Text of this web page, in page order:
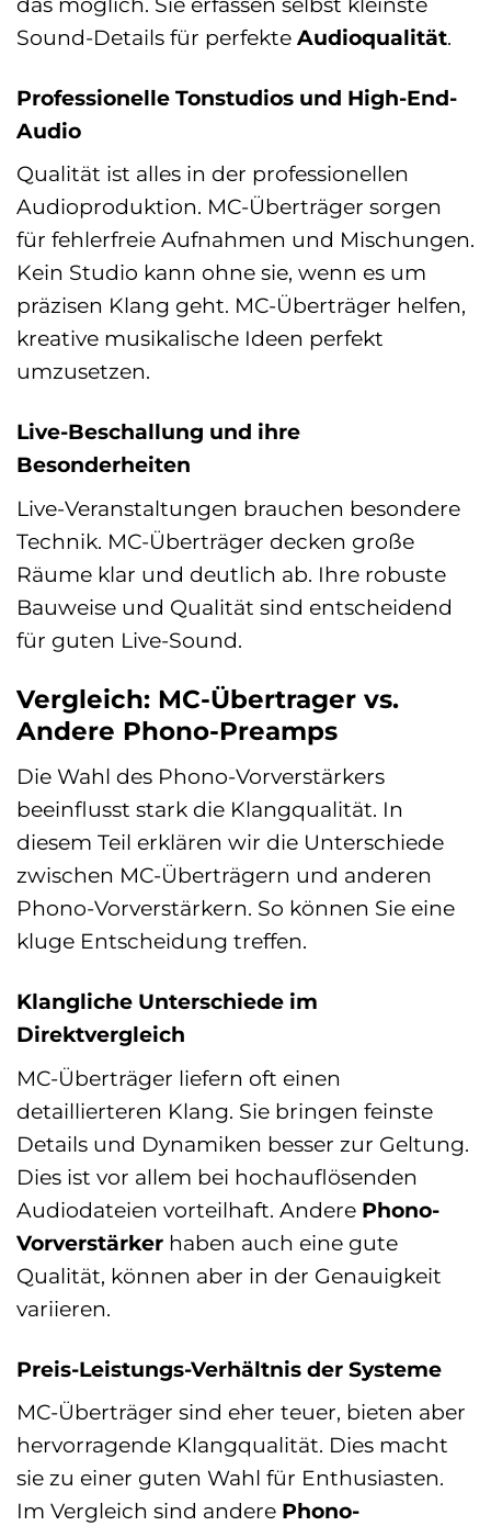
Sound-Details für perfekte Audioqualität.
Professionelle Tonstudios und High-End-
Audio
Qualität ist alles in der professionellen
Audioproduktion. MC-Überträger sorgen
für fehlerfreie Aufnahmen und Mischungen.
Kein Studio kann ohne sie, wenn es um
präzisen Klang geht. MC-Überträger helfen,
kreative musikalische Ideen perfekt
umzusetzen.
Live-Beschallung und ihre
Besonderheiten
Live-Veranstaltungen brauchen besondere
Technik. MC-Überträger decken große
Räume klar und deutlich ab. Ihre robuste
Bauweise und Qualität sind entscheidend
für guten Live-Sound.
Vergleich: MC-Übertrager vs.
Andere Phono-Preamps
Die Wahl des Phono-Vorverstärkers
beeinflusst stark die Klangqualität. In
diesem Teil erklären wir die Unterschiede
zwischen MC-Überträgern und anderen
Phono-Vorverstärkern. So können Sie eine
kluge Entscheidung treffen.
Klangliche Unterschiede im
Direktvergleich
MC-Überträger liefern oft einen
detaillierteren Klang. Sie bringen feinste
Details und Dynamiken besser zur Geltung.
Dies ist vor allem bei hochauflösenden
Audiodateien vorteilhaft. Andere Phono-
Vorverstärker haben auch eine gute
Qualität, können aber in der Genauigkeit
variieren.
Preis-Leistungs-Verhältnis der Systeme
MC-Überträger sind eher teuer, bieten aber
hervorragende Klangqualität. Dies macht
sie zu einer guten Wahl für Enthusiasten.
Im Vergleich sind andere Phono-